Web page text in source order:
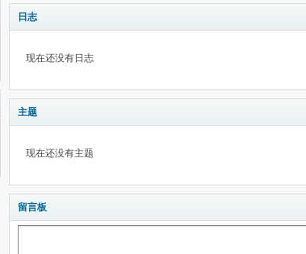
日志
现在还没有日志
主题
现在还没有主题
留言板